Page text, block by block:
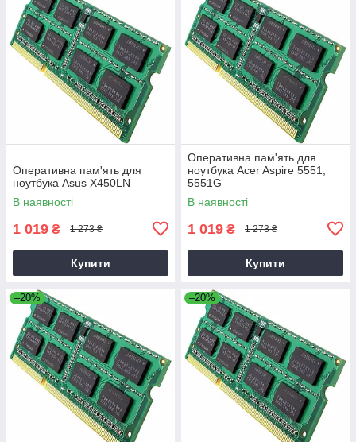
Оперативна пам'ять для
ноутбука Asus X450LN
В наявності
1 019 ₴ 1 273 ₴
Купити
Оперативна пам'ять для
ноутбука Acer Aspire 5551,
5551G
В наявності
1 019 ₴ 1 273 ₴
Купити
–20% –20%